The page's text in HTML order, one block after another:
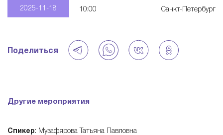
—2025-11-18 10:00 Санкт-Петербург
Поделиться
Другие мероприятия
Спикер: Музафярова Татьяна Павловна